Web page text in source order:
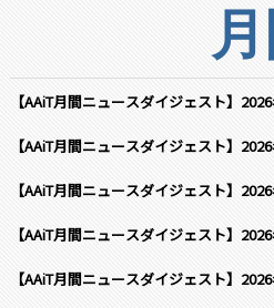
【AAiT月間ニュースダイジェスト】
【AAiT月間ニュースダイジェスト】
【AAiT月間ニュースダイジェスト】
【AAiT月間ニュースダイジェスト】
【AAiT月間ニュースダイジェスト】